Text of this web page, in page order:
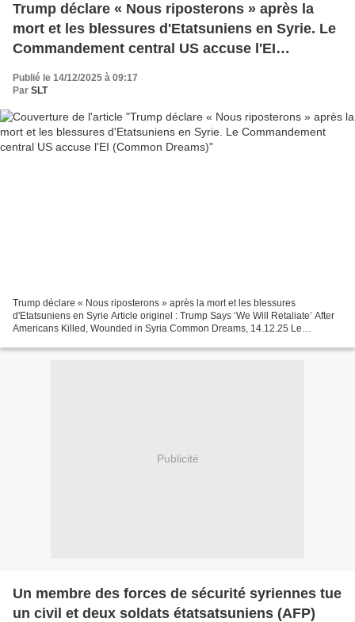
Trump déclare « Nous riposterons » après la
mort et les blessures d'Etatsuniens en Syrie. Le
Commandement central US accuse l'EI
(Common Dreams)
Publié le 14/12/2025 à 09:17
Par SLT
Trump déclare « Nous riposterons » après la mort et les blessures
d'Etatsuniens en Syrie Article originel : Trump Says ‘We Will Retaliate’ After
Americans Killed, Wounded in Syria Common Dreams, 14.12.25 Le
Publicité
Un membre des forces de sécurité syriennes tue
un civil et deux soldats étatsatsuniens (AFP)